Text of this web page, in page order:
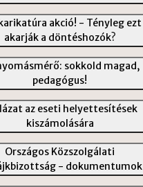
akció! - Tényleg ezt
akarják a döntéshozók?
sokkold magad,
pedagógus!
az eseti helyettesítések
kiszámolására
Országos Közszolgálati
- dokumentumok